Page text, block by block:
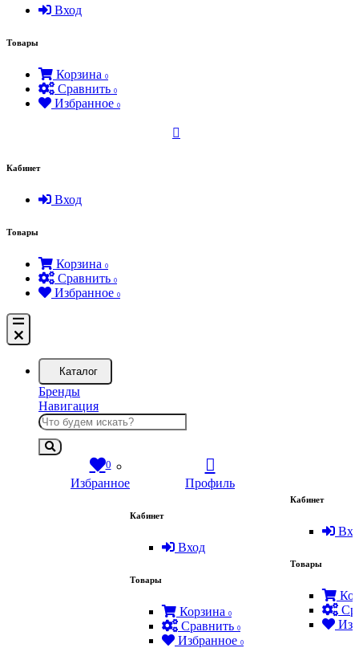
Вход
Товары
Корзина 0
Сравнить 0
Избранное 0
Кабинет
Вход
Товары
Корзина 0
Сравнить 0
Избранное 0
Каталог
Бренды
Навигация
0
Избранное Профиль
Кабинет
Вход
Товары
Корзина 0
Сравнить 0
Избранное 0
Кабинет
Товары